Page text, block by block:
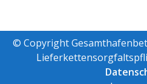
© Copyright